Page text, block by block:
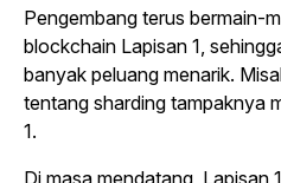
Pengembang terus bermain-
blockchain Lapisan 1,
banyak peluang menarik.
tentang sharding tampaknya
1.
Di masa mendatang, Lapisan